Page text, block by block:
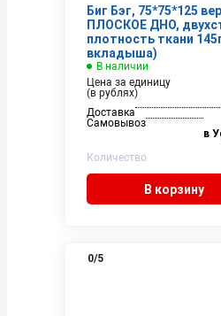
Биг Бэг, 75*75*125
ПЛОСКОЕ ДНО,
плотность ткани
вкладыша)
В наличии
Цена за единицу
(в рублях)
Доставка
Самовывоз
в
Количество
В корзину
0/5